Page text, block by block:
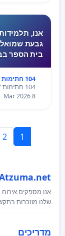
אנו,
גבעת
בית הספר
האחרון לא
המצב
לחץ, מתח ו
104 חתימות
104 חתימות / 2026
8 Mar 2026
1
2
אנו מספקים
שלנו מוזכרות
מדריכים